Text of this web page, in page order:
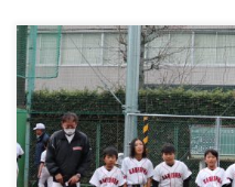
春季立川大会が始まり、２
懸命に仲間を応援し […]